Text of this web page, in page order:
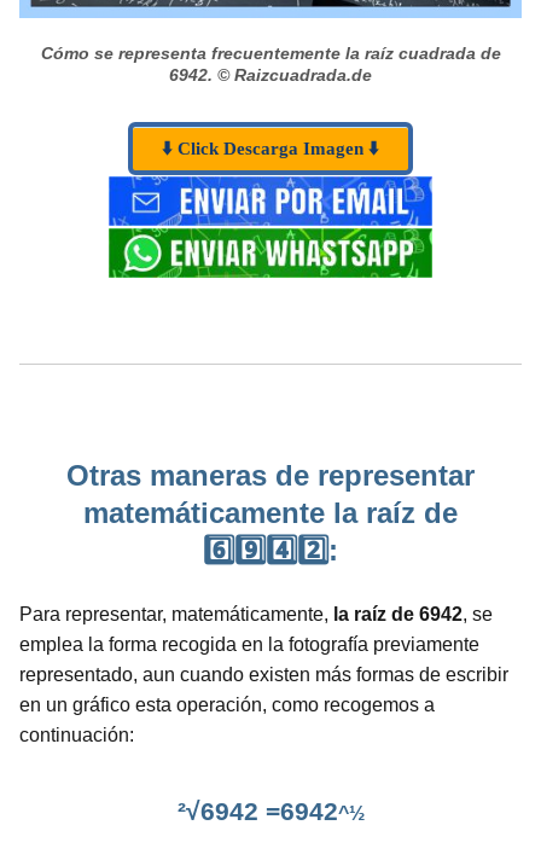
Cómo se representa frecuentemente la raíz cuadrada de
6942. © Raizcuadrada.de
⬇️ Click Descarga Imagen ⬇️
Otras maneras de representar
matemáticamente la raíz de
6️⃣9️⃣4️⃣2️⃣:
Para representar, matemáticamente, la raíz de 6942, se
emplea la forma recogida en la fotografía previamente
representado, aun cuando existen más formas de escribir
en un gráfico esta operación, como recogemos a
continuación:
²√6942 =6942^½